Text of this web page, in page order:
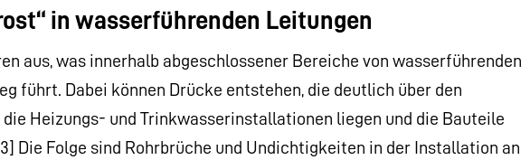
in wasserführenden Leitungen
aus, was innerhalb abgeschlossener Bereiche von wasserführenden
führt. Dabei können Drücke entstehen, die deutlich über den
Heizungs- und Trinkwasserinstallationen liegen und die Bauteile
Die Folge sind Rohrbrüche und Undichtigkeiten in der Installation an